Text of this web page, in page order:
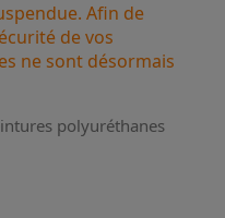
Afin de
de vos
ne sont désormais
polyuréthanes